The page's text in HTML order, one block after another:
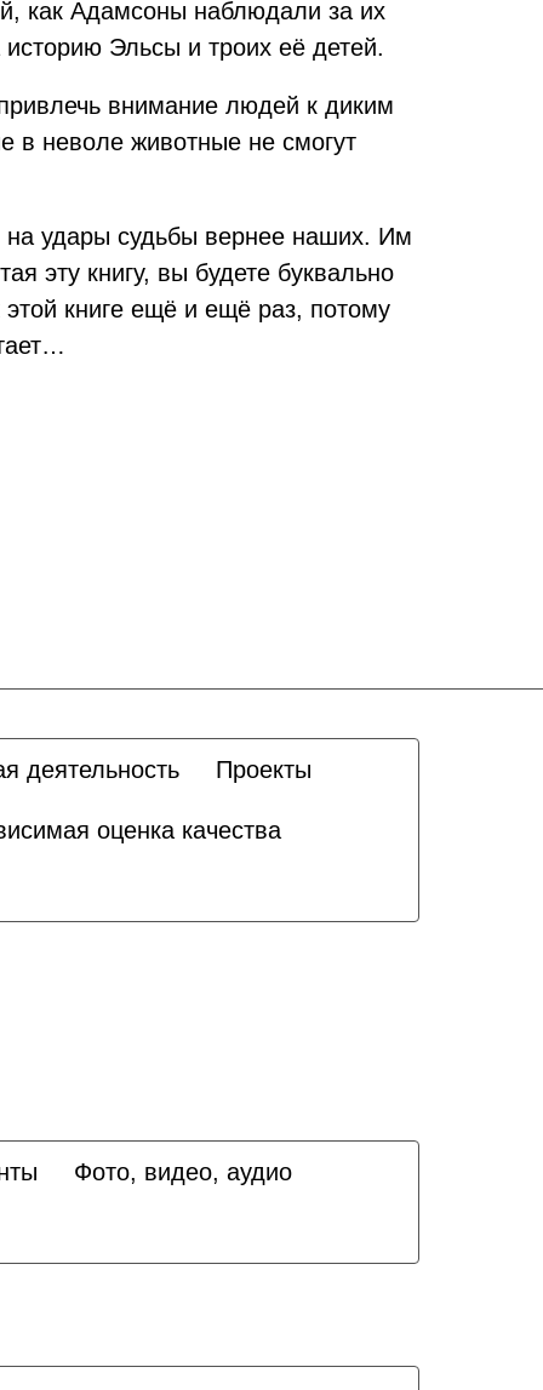
как Адамсоны наблюдали за их
Эльсы и троих её детей.
внимание людей к диким
неволе животные не смогут
на удары судьбы вернее наших. Им
эту книгу, вы будете буквально
этой книге ещё и ещё раз, потому
деятельность Проекты
оценка качества
Фото, видео, аудио